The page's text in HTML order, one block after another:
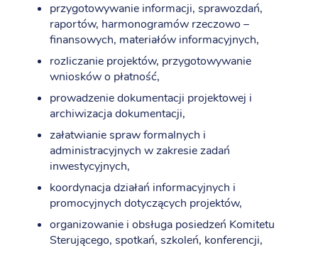
przygotowywanie informacji, sprawozdań,
raportów, harmonogramów rzeczowo –
finansowych, materiałów informacyjnych,
rozliczanie projektów, przygotowywanie
wniosków o płatność,
prowadzenie dokumentacji projektowej i
archiwizacja dokumentacji,
załatwianie spraw formalnych i
administracyjnych w zakresie zadań
inwestycyjnych,
koordynacja działań informacyjnych i
promocyjnych dotyczących projektów,
organizowanie i obsługa posiedzeń Komitetu
Sterującego, spotkań, szkoleń, konferencji,